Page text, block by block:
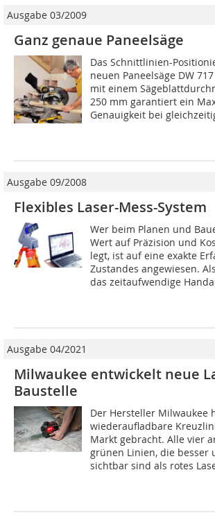
Ausgabe 03/2009
Ganz genaue Paneelsäge
Das Schnittlinien-
neuen Paneelsä­ge DW
mit einem
250 mm garantiert ein
Genauigkeit bei
Ausgabe 09/2008
Flexibles Laser-Mess-System
Wer beim Planen und
Wert auf Präzision und
legt, ist auf eine exakte
Zustandes angewiesen.
das zeitaufwendige
Ausgabe 04/2021
Milwaukee entwickelt neue
Baustelle
Der Hersteller Milwaukee
wiederaufladbare
Markt gebracht. Alle vier
grünen Linien, die besser
sichtbar sind als rotes